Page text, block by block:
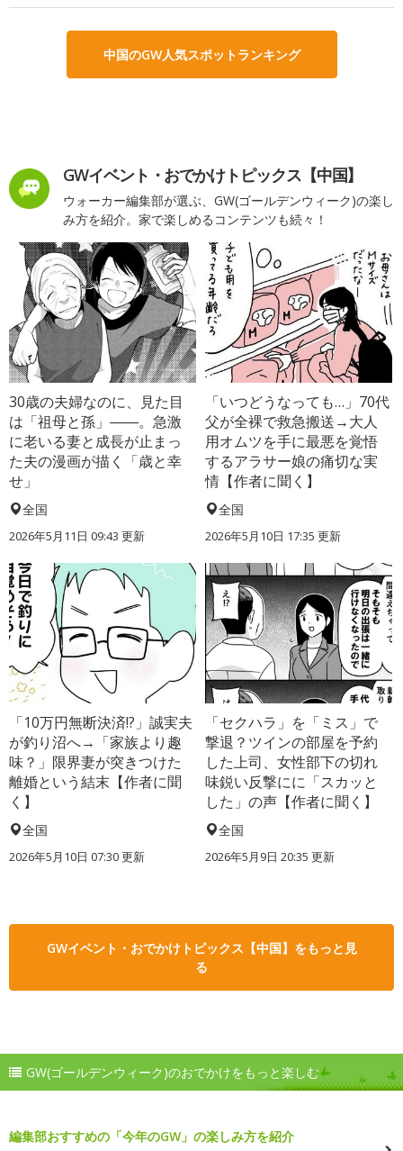
中国のGW人気スポットランキング
GWイベント・おでかけトピックス【中国】
ウォーカー編集部が選ぶ、GW(ゴールデンウィーク)の楽し
み方を紹介。家で楽しめるコンテンツも続々！
30歳の夫婦なのに、見た目
は「祖母と孫」――。急激
に老いる妻と成長が止まっ
た夫の漫画が描く「歳と幸
せ」
全国
2026年5月11日 09:43 更新
「いつどうなっても…」70代
父が全裸で救急搬送→大人
用オムツを手に最悪を覚悟
するアラサー娘の痛切な実
情【作者に聞く】
全国
2026年5月10日 17:35 更新
「10万円無断決済!?」誠実夫
が釣り沼へ→「家族より趣
味？」限界妻が突きつけた
離婚という結末【作者に聞
く】
全国
2026年5月10日 07:30 更新
「セクハラ」を「ミス」で
撃退？ツインの部屋を予約
した上司、女性部下の切れ
味鋭い反撃にに「スカッと
した」の声【作者に聞く】
全国
2026年5月9日 20:35 更新
GWイベント・おでかけトピックス【中国】をもっと見
る
GW(ゴールデンウィーク)のおでかけをもっと楽しむ
編集部おすすめの「今年のGW」の楽しみ方を紹介